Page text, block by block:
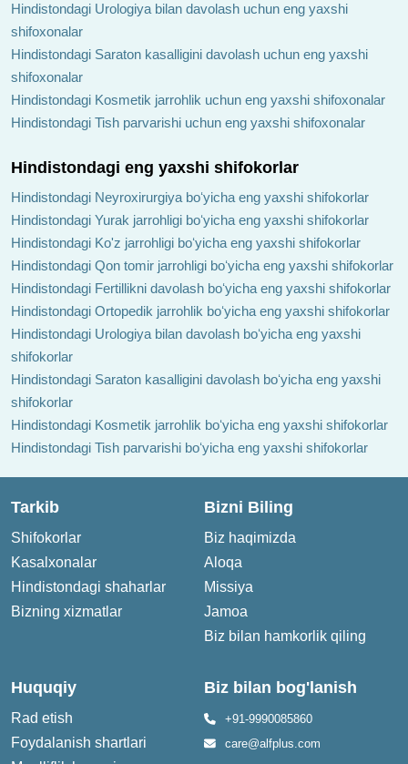
Hindistondagi Urologiya bilan davolash uchun eng yaxshi
shifoxonalar
Hindistondagi Saraton kasalligini davolash uchun eng yaxshi
shifoxonalar
Hindistondagi Kosmetik jarrohlik uchun eng yaxshi shifoxonalar
Hindistondagi Tish parvarishi uchun eng yaxshi shifoxonalar
Hindistondagi eng yaxshi shifokorlar
Hindistondagi Neyroxirurgiya boʻyicha eng yaxshi shifokorlar
Hindistondagi Yurak jarrohligi boʻyicha eng yaxshi shifokorlar
Hindistondagi Ko'z jarrohligi boʻyicha eng yaxshi shifokorlar
Hindistondagi Qon tomir jarrohligi boʻyicha eng yaxshi shifokorlar
Hindistondagi Fertillikni davolash boʻyicha eng yaxshi shifokorlar
Hindistondagi Ortopedik jarrohlik boʻyicha eng yaxshi shifokorlar
Hindistondagi Urologiya bilan davolash boʻyicha eng yaxshi
shifokorlar
Hindistondagi Saraton kasalligini davolash boʻyicha eng yaxshi
shifokorlar
Hindistondagi Kosmetik jarrohlik boʻyicha eng yaxshi shifokorlar
Hindistondagi Tish parvarishi boʻyicha eng yaxshi shifokorlar
Tarkib
Shifokorlar
Kasalxonalar
Hindistondagi shaharlar
Bizning xizmatlar
Bizni Biling
Biz haqimizda
Aloqa
Missiya
Jamoa
Biz bilan hamkorlik qiling
Huquqiy
Rad etish
Foydalanish shartlari
Biz bilan bog'lanish
+91-9990085860
care@alfplus.com